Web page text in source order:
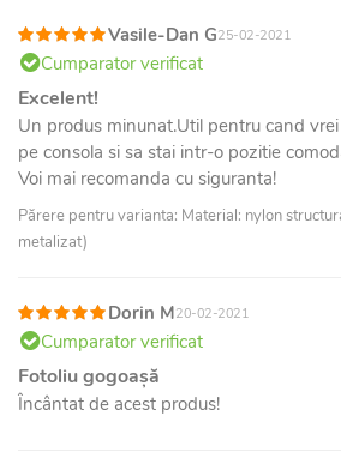
Vasile-Dan G25-02-2021
Cumparator verificat
Excelent!
Un produs minunat.Util pentru cand
pe consola si sa stai intr-o pozitie
Voi mai recomanda cu siguranta!
Părere pentru varianta: Material: nylon
metalizat)
Dorin M20-02-2021
Cumparator verificat
Fotoliu gogoașă
Încântat de acest produs!